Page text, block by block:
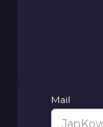
Mail